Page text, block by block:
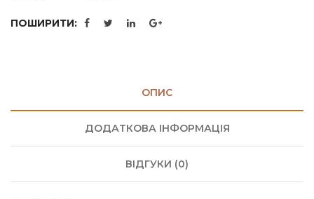
ПОШИРИТИ:
ОПИС
ДОДАТКОВА ІНФОРМАЦІЯ
ВІДГУКИ (0)